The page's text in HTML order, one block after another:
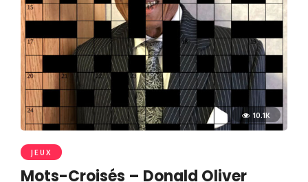
10.1K
JEUX
Mots-Croisés – Donald Oliver